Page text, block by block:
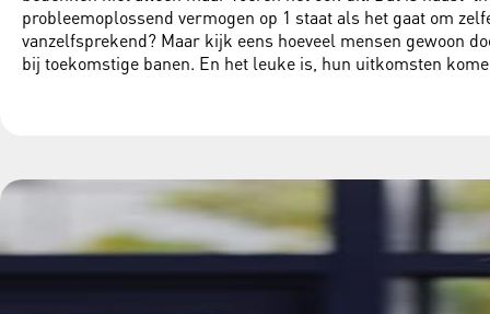
probleemoplossend vermogen op 1 staat als het gaat om
vanzelfsprekend? Maar kijk eens hoeveel mensen gewoon
bij toekomstige banen. En het leuke is, hun uitkomsten